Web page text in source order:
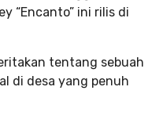
“Encanto” ini rilis di
tentang sebuah
di desa yang penuh